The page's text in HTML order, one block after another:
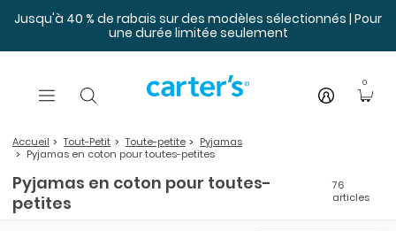
Jusqu'à 40 % de rabais sur des modèles sélectionnés | Pour
une durée limitée seulement
0
Accueil Tout-Petit Toute-petite
Pyjamas
Pyjamas en coton pour toutes-petites
Pyjamas en coton pour toutes-
petites
76
articles